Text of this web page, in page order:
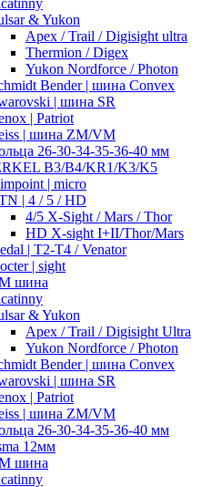
& Yukon
Apex / Trail / Digisight ultra
Thermion / Digex
Yukon Nordforce / Photon
Bender | шина Convex
| шина SR
| Patriot
| шина ZM/VM
26-30-34-35-36-40 мм
B3/B4/KR1/K3/K5
| micro
| 4 / 5 / HD
4/5 X-Sight / Mars / Thor
HD X-sight I+II/Thor/Mars
| T2-T4 / Venator
| sight
шина
& Yukon
Apex / Trail / Digisight Ultra
Yukon Nordforce / Photon
Bender | шина Convex
| шина SR
| Patriot
| шина ZM/VM
26-30-34-35-36-40 мм
12мм
шина